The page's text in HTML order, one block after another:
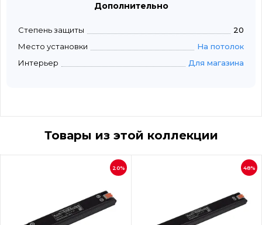
Дополнительно
Степень защиты
20
Место установки
На потолок
Интерьер
Для магазина
Товары из этой коллекции
20% 48%